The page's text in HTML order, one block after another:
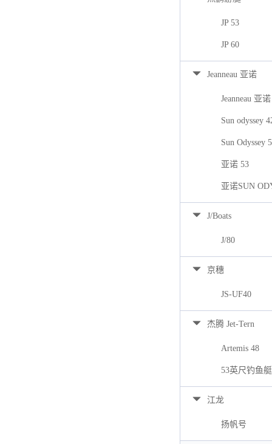
JP 53
JP 60
Jeanneau 亚诺
Jeanneau 亚
Sun odyssey
Sun Odyssey
亚诺 53
亚诺SUN
J/Boats
J/80
京穗
JS-UF40
杰腾 Jet-Tern
Artemis 48
53英尺钓鱼艇
江龙
扬帆号